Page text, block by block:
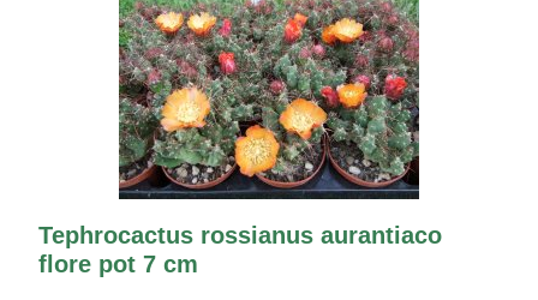
Tephrocactus rossianus aurantiaco
flore pot 7 cm